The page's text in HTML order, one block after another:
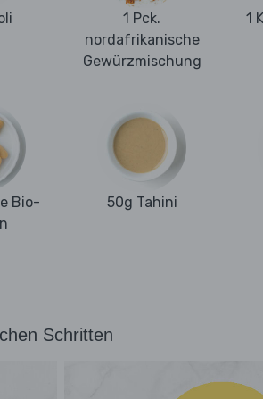
1 Pck.
nordafrikanische
Gewürzmischung
1
Bio-
50g Tahini
Schritten